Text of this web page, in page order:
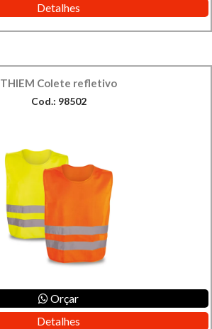
Detalhes
THIEM Colete refletivo
Cod.: 98502
Orçar
Detalhes